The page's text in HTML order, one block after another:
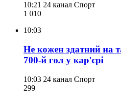
10:21 24 канал Спорт
1 010
10:03
Не кожен здатний на
700-й гол у кар'єрі
10:03 24 канал Спорт
299